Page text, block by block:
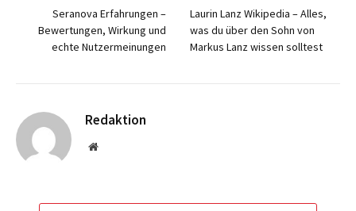
Seranova Erfahrungen –
Bewertungen, Wirkung und
echte Nutzermeinungen
Laurin Lanz Wikipedia – Alles,
was du über den Sohn von
Markus Lanz wissen solltest
Redaktion
Website